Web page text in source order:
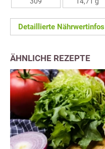
Detaillierte Nährwertinfos
ÄHNLICHE REZEPTE